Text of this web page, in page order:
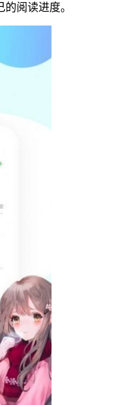
阅读进度。